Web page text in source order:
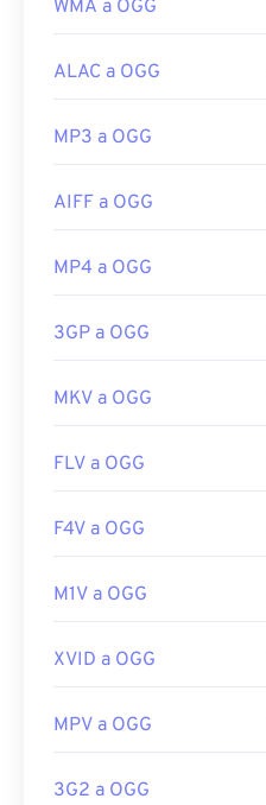
WMA a OGG
ALAC a OGG
MP3 a OGG
AIFF a OGG
MP4 a OGG
3GP a OGG
MKV a OGG
FLV a OGG
F4V a OGG
M1V a OGG
XVID a OGG
MPV a OGG
3G2 a OGG